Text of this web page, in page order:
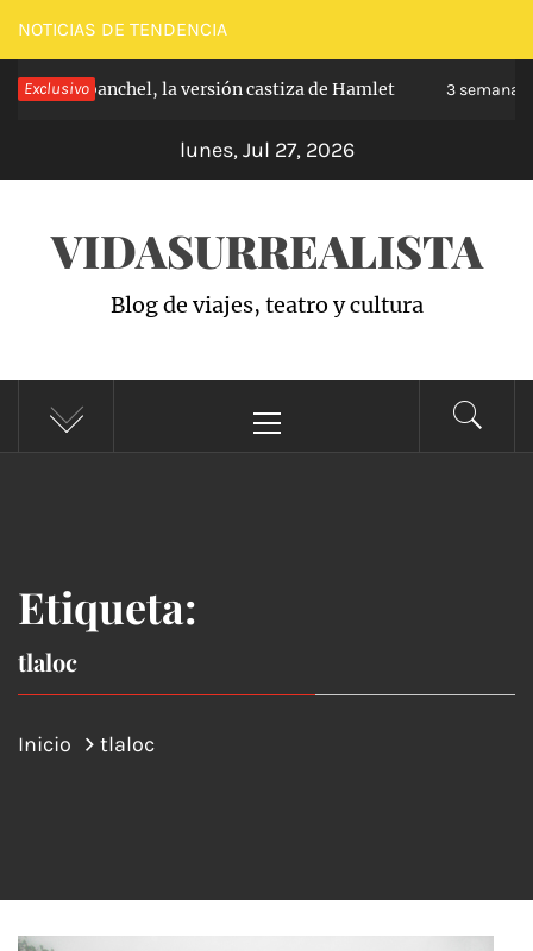
Saltar
al
contenido
NOTICIAS DE TENDENCIA
Exclusivo
de Carabanchel, la versión castiza de Hamlet 3 semanas
lunes, Jul 27, 2026
VIDASURREALISTA
Blog de viajes, teatro y cultura
principal
Etiqueta:
tlaloc
Inicio tlaloc